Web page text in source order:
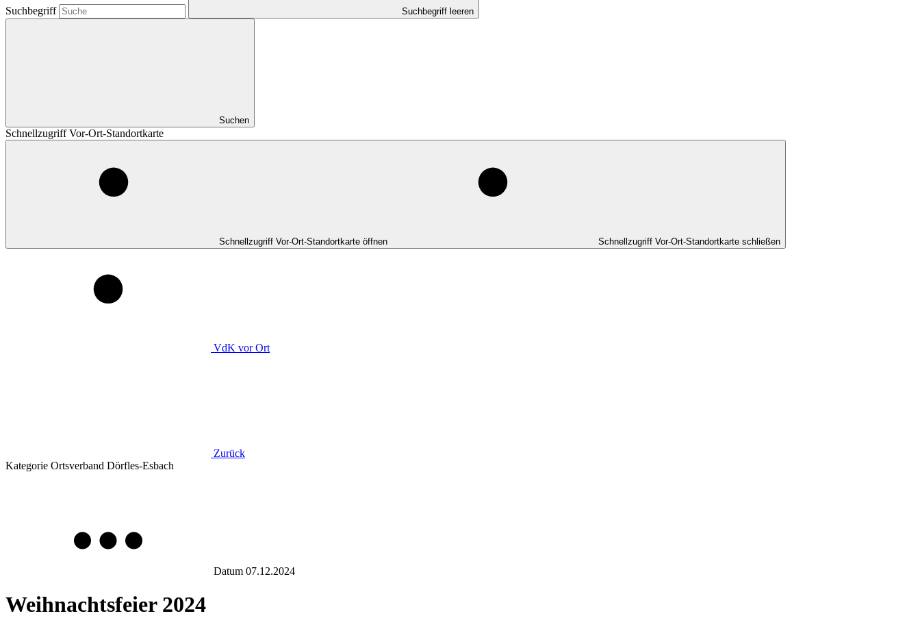
Suchbegriff Suchbegriff leeren
Suchen
Schnellzugriff Vor-Ort-Standortkarte
Schnellzugriff Vor-Ort-Standortkarte öffnen Schnellzugriff Vor-Ort-Standortkarte schließen
VdK vor Ort
Zurück
Kategorie Ortsverband Dörfles-Esbach
Datum 07.12.2024
Weihnachtsfeier 2024